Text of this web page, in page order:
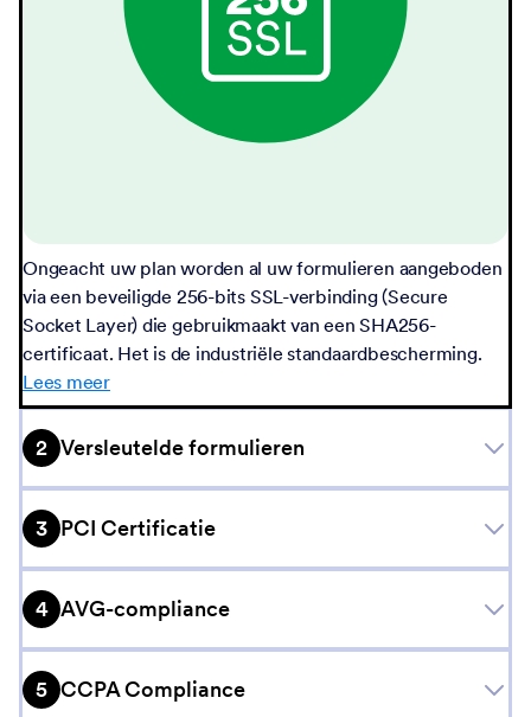
Ongeacht uw plan worden al uw formulieren aangeboden
via een beveiligde 256-bits SSL-verbinding (Secure
Socket Layer) die gebruikmaakt van een SHA256-
certificaat. Het is de industriële standaardbescherming.
Lees meer
2 Versleutelde formulieren
3 PCI Certificatie
4 AVG-compliance
5 CCPA Compliance